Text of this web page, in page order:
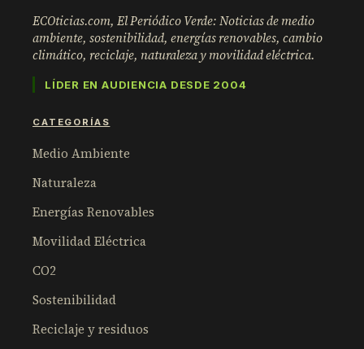
ECOticias.com, El Periódico Verde: Noticias de medio
ambiente, sostenibilidad, energías renovables, cambio
climático, reciclaje, naturaleza y movilidad eléctrica.
LÍDER EN AUDIENCIA DESDE 2004
CATEGORÍAS
Medio Ambiente
Naturaleza
Energías Renovables
Movilidad Eléctrica
CO2
Sostenibilidad
Reciclaje y residuos